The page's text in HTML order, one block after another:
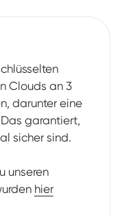
Clouds an 3
darunter eine
garantiert,
sicher sind.
unseren
hier